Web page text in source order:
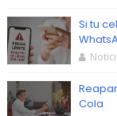
Si tu
Cola